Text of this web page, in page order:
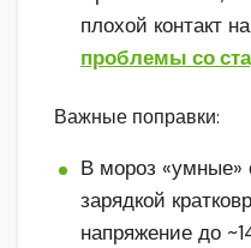
плохой контакт
проблемы со
Важные поправки:
В мороз «умные»
зарядкой
напряжение до